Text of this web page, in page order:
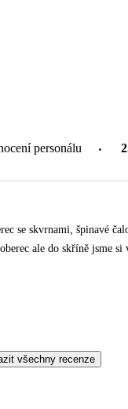
personálu
se skvrnami, špinavé
ale do skříně jsme
všechny recenze